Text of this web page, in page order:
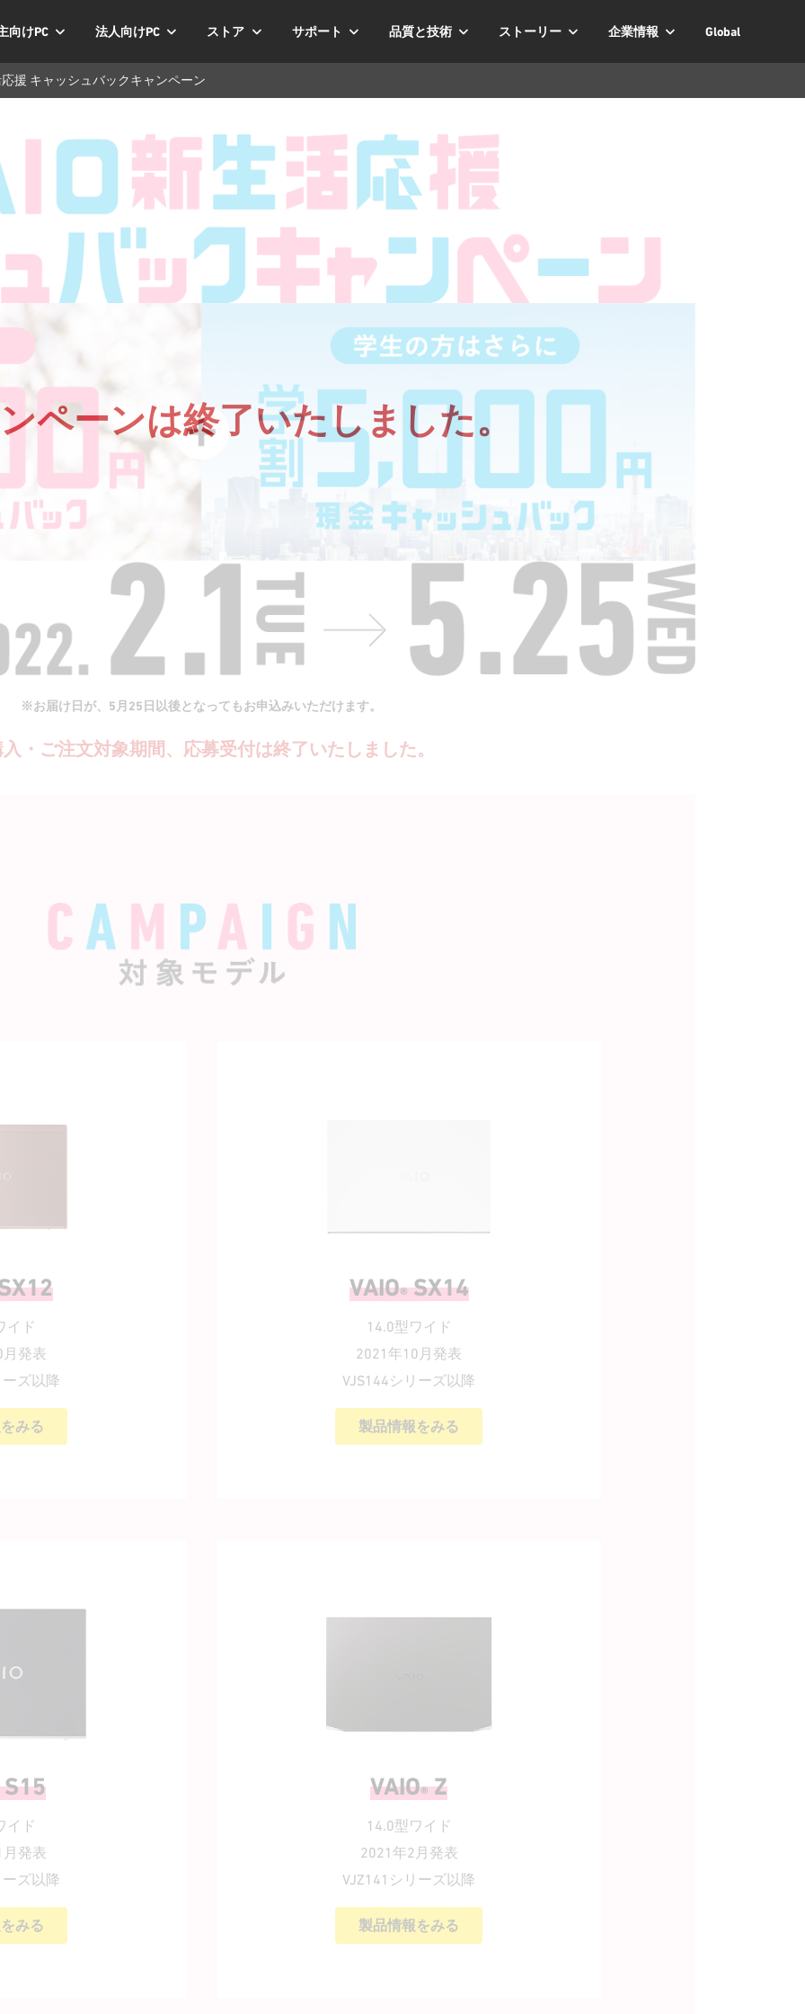
向けPC 法人向けPC ストア サポート 品質と技術 ストーリー 企業情報 Global
援 キャッシュバックキャンペーン
ペーンは終了いたしました。
※お届け日が、5月25日以後となってもお申込みいただけます。
・ご注文対象期間、応募受付は終了いたしました。
イド
発表
ズ以降
みる
VAIO®SX14
14.0型ワイド
2021年10月発表
VJS144シリーズ以降
製品情報をみる
S15
イド
発表
ズ以降
みる
VAIO®Z
14.0型ワイド
2021年2月発表
VJZ141シリーズ以降
製品情報をみる